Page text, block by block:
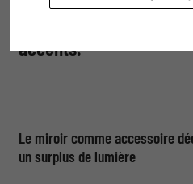
soleil dans vos pièces
accents.
Le miroir comme accessoire
un surplus de lumière